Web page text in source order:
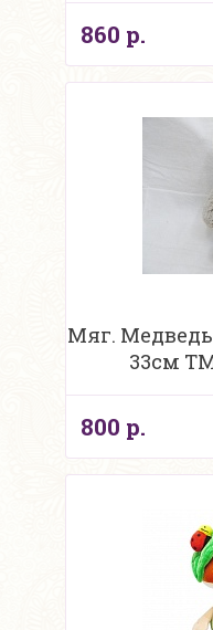
860 р.
Мяг. Медведь
33см
800 р.